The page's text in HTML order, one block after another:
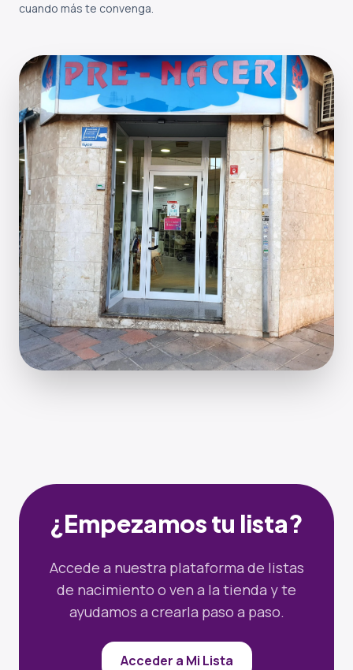
cuando más te convenga.
¿Empezamos tu lista?
Accede a nuestra plataforma de listas
de nacimiento o ven a la tienda y te
ayudamos a crearla paso a paso.
Acceder a Mi Lista